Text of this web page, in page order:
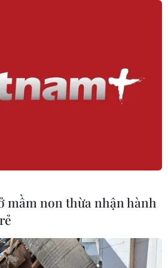
đến ngôi đầu
Nam vs
trò HLV Kim
đầu bảng?
mầm non thừa nhận hành